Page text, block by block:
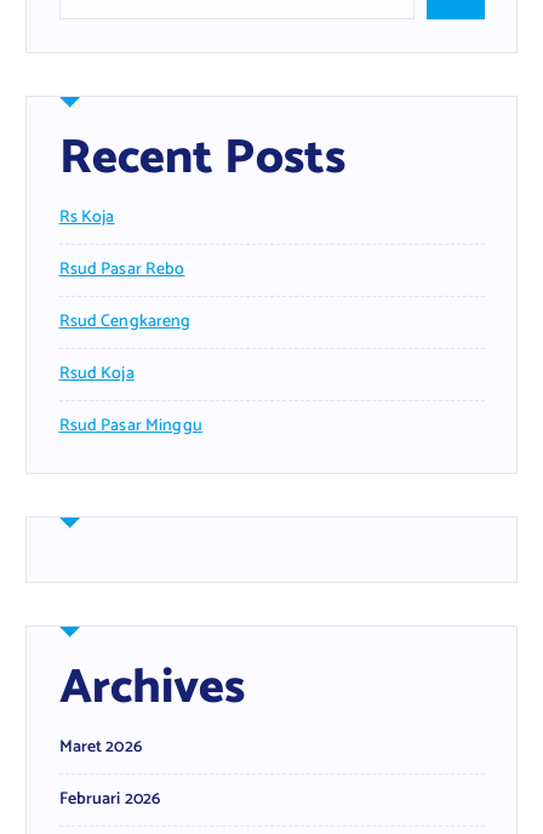
Recent Posts
Rs Koja
Rsud Pasar Rebo
Rsud Cengkareng
Rsud Koja
Rsud Pasar Minggu
Archives
Maret 2026
Februari 2026